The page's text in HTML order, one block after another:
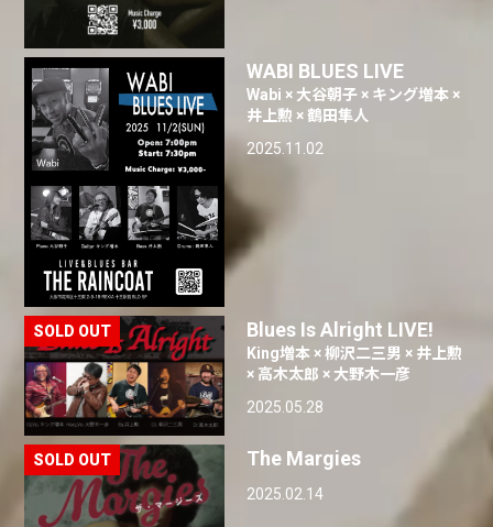
WABI BLUES LIVE
Wabi × 大谷朝子 × キング増本 ×
井上勲 × 鶴田隼人
2025.11.02
Blues Is Alright LIVE!
King増本 × 柳沢二三男 × 井上勲
× 高木太郎 × 大野木一彦
2025.05.28
The Margies
2025.02.14